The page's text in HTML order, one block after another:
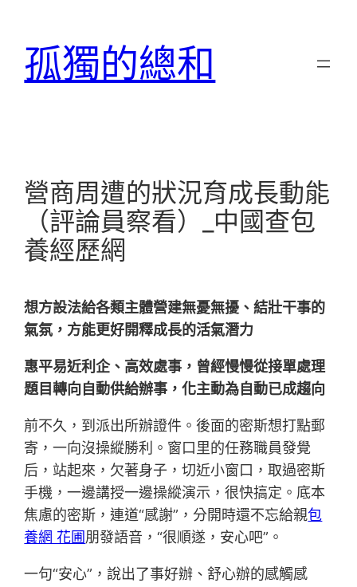
孤獨的總和
營商周遭的狀況育成長動能
（評論員察看）_中國查包
養經歷網
想方設法給各類主體營建無憂無擾、結壯干事的
氣氛，方能更好開釋成長的活氣潛力
惠平易近利企、高效處事，曾經慢慢從接單處理
題目轉向自動供給辦事，化主動為自動已成趨向
前不久，到派出所辦證件。後面的密斯想打點郵
寄，一向沒操縱勝利。窗口里的任務職員發覺
后，站起來，欠著身子，切近小窗口，取過密斯
手機，一邊講授一邊操縱演示，很快搞定。底本
焦慮的密斯，連道“感謝”，分開時還不忘給親包
養網 花圃朋發語音，“很順遂，安心吧”。
一句“安心”，說出了事好辦、舒心辦的感觸感